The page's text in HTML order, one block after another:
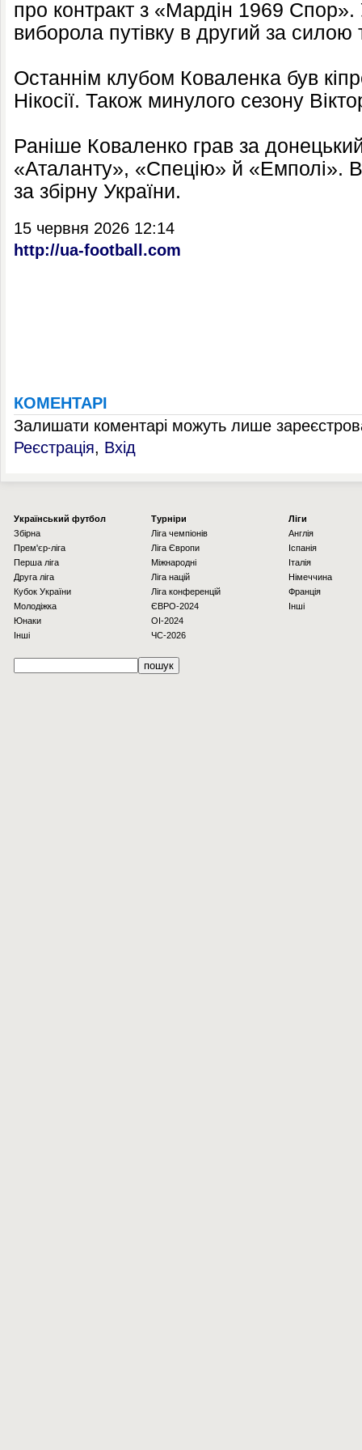
про контракт з «Мардін 1969
виборола путівку в другий за силою
Останнім клубом Коваленка був
Нікосії. Також минулого сезону
Раніше Коваленко грав за
«Аталанту», «Спецію» й «Емполі». В
за збірну України.
15 червня 2026 12:14
http://ua-football.com
КОМЕНТАРІ
Залишати коментарі можуть лише
Реєстрація, Вхід
Українcький футбол
Збірна
Прем'єр-ліга
Перша ліга
Друга ліга
Кубок України
Молодіжка
Юнаки
Інші
Турніри
Ліга чемпіонів
Ліга Європи
Міжнародні
Ліга націй
Ліга конференцій
ЄВРО-2024
OI-2024
ЧС-2026
Ліги
Англія
Іспанія
Італія
Німеччина
Франція
Інші